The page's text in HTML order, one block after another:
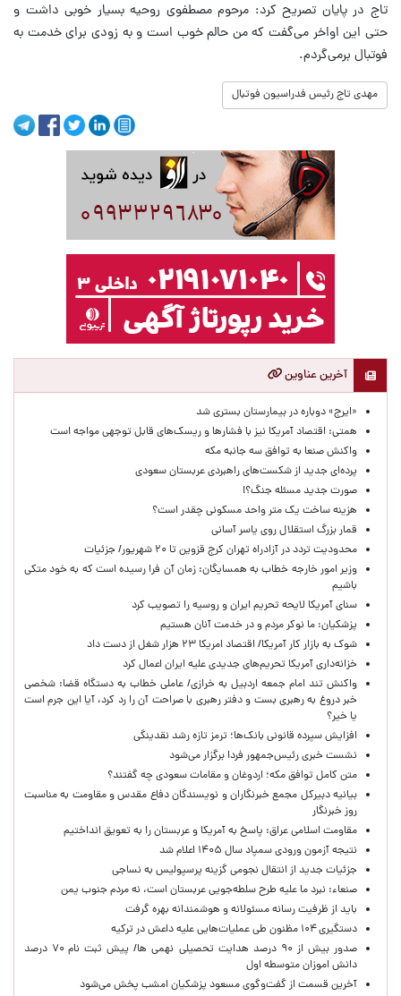
تاج در پایان تصریح کرد: مرحوم مصطفوی روحیه بسیار خوبی داشت و
حتی این اواخر می‌گفت که من حالم خوب است و به زودی برای خدمت به
فوتبال برمی‌گردم.
مهدی تاج رئیس فدراسیون فوتبال
آخرین عناوین
«ایرج» دوباره در بیمارستان بستری شد
همتی: اقتصاد آمریکا نیز با فشارها و ریسک‌های قابل توجهی مواجه است
واکنش صنعا به توافق سه جانبه مکه
پرده‌ای جدید از شکست‌های راهبردی عربستان سعودی
صورت جدید مسئله جنگ؟!
هزینه ساخت یک متر واحد مسکونی چقدر است؟
قمار بزرگ استقلال روی یاسر آسانی
محدودیت تردد در آزادراه تهران کرج قزوین تا ۲۰ شهریور/ جزئیات
وزیر امور خارجه خطاب به همسایگان: زمان آن فرا رسیده است که به خود متکی
باشیم
سنای آمریکا لایحه تحریم ایران و روسیه را تصویب کرد
پزشکیان: ما نوکر مردم و در خدمت آنان هستیم
شوک به بازار کار آمریکا/ اقتصاد امریکا ۲۳ هزار شغل از دست داد
خزانه‌داری آمریکا تحریم‌های جدیدی علیه ایران اعمال کرد
واکنش تند امام جمعه اردبیل به خرازی/ عاملی خطاب به دستگاه قضا: شخصی
خبر دروغ به رهبری بست و دفتر رهبری با صراحت آن را رد کرد، آیا این جرم است
یا خیر؟
افزایش سپرده قانونی بانک‌ها؛ ترمز تازه رشد نقدینگی
نشست خبری رئیس‌جمهور فردا برگزار می‌شود
متن کامل توافق مکه؛ اردوغان و مقامات سعودی چه گفتند؟
بیانیه دبیرکل مجمع خبرنگاران و نویسندگان دفاع مقدس و مقاومت به مناسبت
روز خبرنگار
مقاومت اسلامی عراق: پاسخ به آمریکا و عربستان را به تعویق انداختیم
نتیجه آزمون ورودی سمپاد سال ۱۴۰۵ اعلام شد
جزئیات جدید از انتقال نجومی گزینه پرسپولیس به نساجی
صنعاء: نبرد ما علیه طرح سلطه‌جویی عربستان است، نه مردم جنوب یمن
باید از ظرفیت رسانه مسئولانه و هوشمندانه بهره گرفت
دستگیری ۱۰۴ مظنون طی عملیات‌هایی علیه داعش در ترکیه
صدور بیش از ۹۰ درصد هدایت تحصیلی نهمی ها/ پیش ثبت نام ۷۰ درصد
دانش اموزان متوسطه اول
آخرین قسمت از گفت‌وگوی مسعود پزشکیان امشب پخش می‌شود